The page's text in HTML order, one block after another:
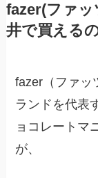
fazer(ファ
井で買える
fazer（ファッ
ランドを代表
ョコレートマ
が、